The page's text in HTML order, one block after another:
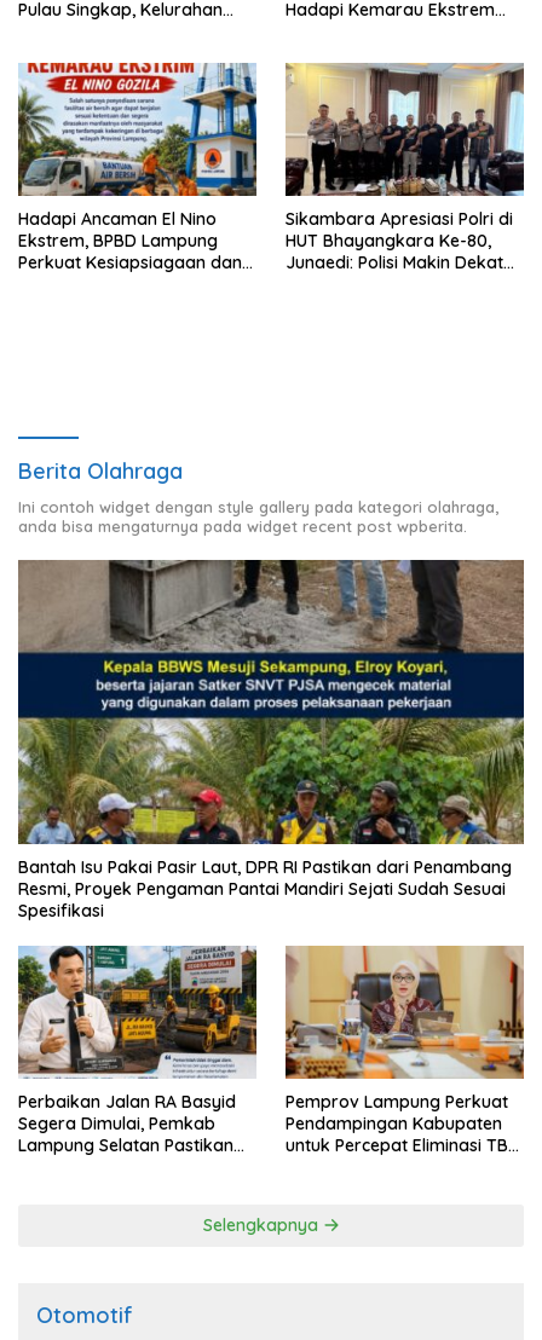
Pulau Singkap, Kelurahan
Hadapi Kemarau Ekstrem
Hadapi Ancaman El Nino
Ekstrem, BPBD Lampung
Perkuat Kesiapsiagaan dan
Sikambara Apresiasi Polri di
HUT Bhayangkara Ke-80,
Junaedi: Polisi Makin Dekat
Berita Olahraga
Ini contoh widget dengan style gallery pada kategori olahraga,
anda bisa mengaturnya pada widget recent post wpberita.
Bantah Isu Pakai Pasir Laut, DPR RI Pastikan dari Penambang
Resmi, Proyek Pengaman Pantai Mandiri Sejati Sudah Sesuai
Spesifikasi
Perbaikan Jalan RA Basyid
Segera Dimulai, Pemkab
Lampung Selatan Pastikan
Pemprov Lampung Perkuat
Pendampingan Kabupaten
untuk Percepat Eliminasi TBC
Selengkapnya
Otomotif